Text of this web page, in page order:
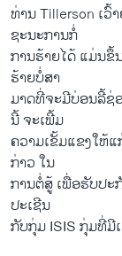
ທ່ານ Tillerson ​ເ
ຊະນະ​ການກໍ່
ການ​ຮ້າຍ​ໄດ້ ​ແມ່ນ​
ຮ້າຍ​ບໍ່ສາ
ມາດ​ທີ່​ຈະ​ມີ​ບ່ອນ​ລີ້ຊ່
ນີ້ ຈະ​ເພີ້ມ
ຄວາມ​ເຂັ້ມ​ແຂງ​ໃຫ້​
ກ່າວ ​ໃນ
ການ​ຕໍ່ສູ້ ​ເພື່ອ​ຮັບປະ
ປະ​ເຊີນ
ກັບກຸ່ມ ISIS ​ກຸ່ມ​ທີ່ມີ